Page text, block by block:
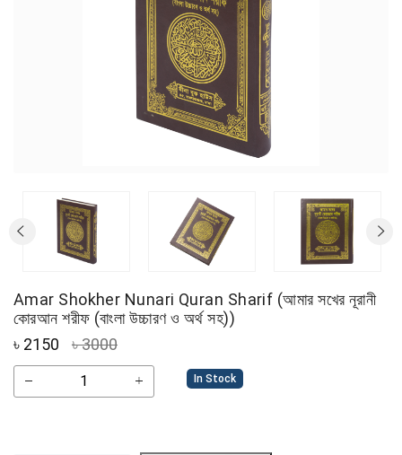
Amar Shokher Nunari Quran Sharif (আমার সখের নূরানী
কোরআন শরীফ (বাংলা উচ্চারণ ও অর্থ সহ))
৳ 2150 ৳ 3000
In Stock